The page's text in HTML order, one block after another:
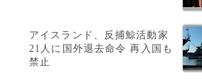
アイスランド、反捕鯨活動家
21人に国外退去命令 再入国も
禁止